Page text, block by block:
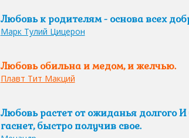
Любовь к родителям - основа всех
Марк Тулий Цицерон
Любовь обильна и медом, и желчью.
Плавт Тит Макций
Любовь растет от ожиданья долгого
гаснет, быстро получив свое.